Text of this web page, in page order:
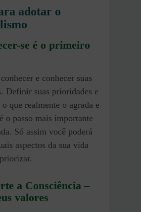
adotar o
se é o primeiro
e conhecer suas
Definir suas prioridades e
o que realmente o agrada e
o passo mais importante
Só assim você poderá
aspectos da sua vida
a Consciência –
valores